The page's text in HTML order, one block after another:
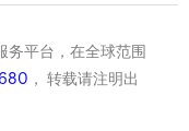
务平台，在全球范围
， 转载请注明出